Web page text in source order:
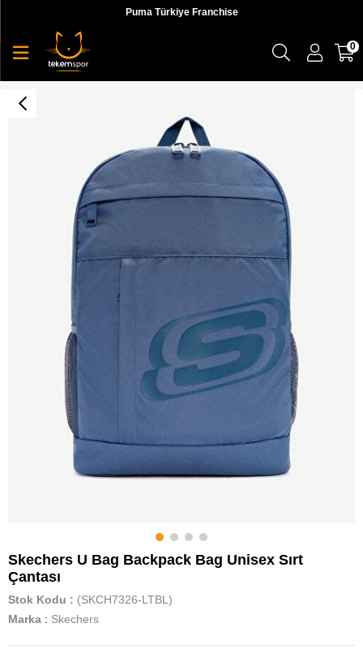
Puma Türkiye Franchise
0
Skechers U Bag Backpack Bag Unisex Sırt
Çantası
Stok Kodu
(SKCH7326-LTBL)
Marka : Skechers